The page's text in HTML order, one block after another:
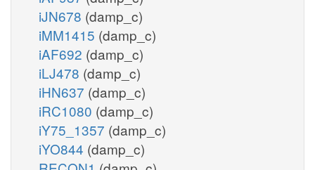
iJN678 (damp_c)
iMM1415 (damp_c)
iAF692 (damp_c)
iLJ478 (damp_c)
iHN637 (damp_c)
iRC1080 (damp_c)
iY75_1357 (damp_c)
iYO844 (damp_c)